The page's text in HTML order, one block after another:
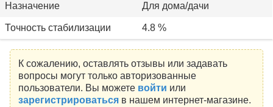
Назначение Для дома/дачи
Точность стабилизации 4.8 %
К сожалению, оставлять отзывы или задавать
вопросы могут только авторизованные
пользователи. Вы можете войти или
зарегистрироватьсяв нашем интернет-магазине.